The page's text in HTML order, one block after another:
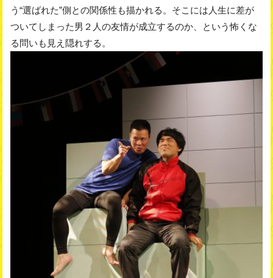
う“選ばれた”側との関係性も描かれる。そこには人生に差が
ついてしまった男２人の友情が成立するのか、という怖くな
る問いも見え隠れする。